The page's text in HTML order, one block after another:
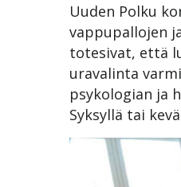
Uuden Polku
vappupallojen
totesivat, että
uravalinta
psykologian ja
Syksyllä tai